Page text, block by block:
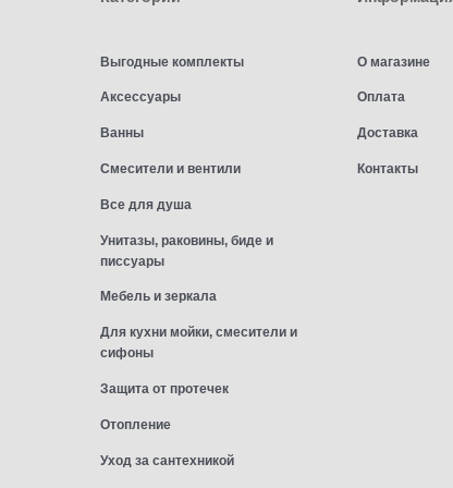
Выгодные комплекты
Аксессуары
Ванны
Смесители и вентили
Все для душа
Унитазы, раковины, биде и
писсуары
Мебель и зеркала
Для кухни мойки, смесители и
сифоны
Защита от протечек
Отопление
Уход за сантехникой
О магазине
Оплата
Доставка
Контакты